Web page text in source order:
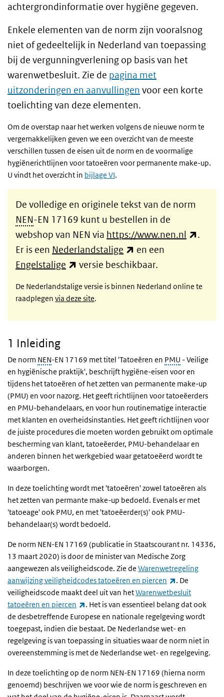
achtergrondinformatie over hygiëne gegeven.
Enkele elementen van de norm zijn vooralsnog
niet of gedeeltelijk in Nederland van toepassing
bij de vergunningverlening op basis van het
warenwetbesluit. Zie de pagina met
uitzonderingen en aanvullingen voor een korte
toelichting van deze elementen.
Om de overstap naar het werken volgens de nieuwe norm te
vergemakkelijken geven we een overzicht van de meeste
verschillen tussen de eisen uit de norm en de voormalige
hygiënerichtlijnen voor tatoeëren voor permanente make-up.
U vindt het overzicht in bijlage VI.
De volledige en originele tekst van de norm
NEN-EN 17169 kunt u bestellen in de
webshop van NEN via https://www.nen.nl
.
Er is een Nederlandstalige (externe link)
en een
Engelstalige
(externe link)
versie beschikbaar.
De Nederlandstalige versie is binnen Nederland online te
raadplegen via deze site.
1 Inleiding
De norm NEN-EN 17169 met titel 'Tatoeëren en PMU - Veilige
en hygiënische praktijk', beschrijft hygiëne-eisen voor en
tijdens het tatoeëren of het zetten van permanente make-up
(PMU) en voor nazorg. Het geeft richtlijnen voor tatoeëerders
en PMU-behandelaars, en voor hun routinematige interactie
met klanten en overheidsinstanties. Het geeft richtlijnen voor
de juiste procedures die moeten worden gebruikt om optimale
bescherming van klant, tatoeëerder, PMU-behandelaar en
anderen binnen het werkgebied waar getatoeëerd wordt te
waarborgen.
In deze toelichting wordt met 'tatoeëren' zowel tatoeëren als
het zetten van permante make-up bedoeld. Evenals er met
'tatoeage' ook PMU, en met 'tatoeëerder(s)' ook PMU-
behandelaar(s) wordt bedoeld.
De norm NEN-EN 17169 (publicatie in Staatscourant nr. 14336,
13 maart 2020) is door de minister van Medische Zorg
aangewezen als veiligheidscode. Zie de Warenwetregeling
aanwijzing veiligheidcodes tatoeëren en piercen
(externe link)
. De
veiligheidscode maakt deel uit van hetWarenwetbesluit
tatoeëren en piercen
(externe link)
. Het is van essentieel belang dat ook
de desbetreffende Europese en nationale regelgeving wordt
toegepast, indien die bestaat. De Nederlandse wet- en
regelgeving is van toepassing in situaties waar de norm niet in
overeenstemming is met de Nederlandse wet- en regelgeving.
In deze toelichting op de norm NEN-EN 17169 (hierna norm
genoemd) beschrijven we voor wie de norm is geschreven en